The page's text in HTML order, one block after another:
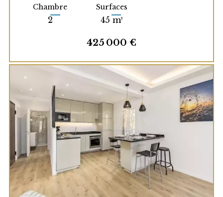
Chambre
2
Surfaces
45 m²
425 000 €